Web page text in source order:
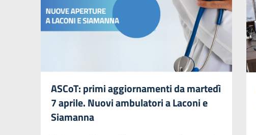
ASCoT: primi aggiornamenti da martedì
7 aprile. Nuovi ambulatori a Laconi e
Siamanna